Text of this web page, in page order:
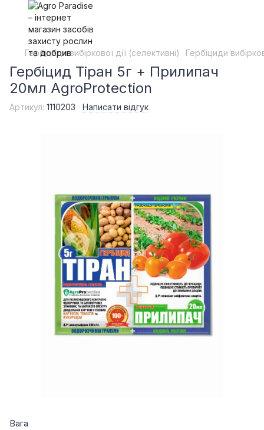
Гербіциди вибіркової дії (селективні) Гербіциди
Гербіцид Тіран 5г + Прилипач
20мл AgroProtection
Артикул: 1110203 Написати відгук
Вага